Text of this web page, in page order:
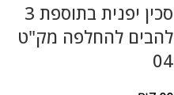
סכין יפנית בתוספת 3
להבים להחלפה מק"ט
04